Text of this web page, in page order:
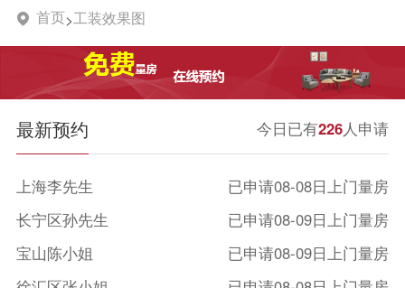
 首页>工装效果图
最新预约 今日已有226人申请
上海李先生
已申请08-08日上门量房
长宁区孙先生
已申请08-09日上门量房
宝山陈小姐
已申请08-09日上门量房
徐汇区张小姐
已申请08-08日上门量房